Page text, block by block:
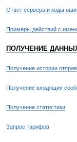
Ответ сервера и коды
Примеры действий с
ПОЛУЧЕНИЕ
Получение истории
Получение входящих
Получение статистики
Запрос тарифов